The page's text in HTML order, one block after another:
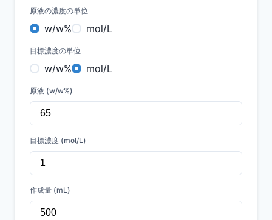
原液の濃度の単位
w/w% mol/L
目標濃度の単位
w/w% mol/L
原液 (w/w%)
目標濃度 (mol/L)
作成量 (mL)